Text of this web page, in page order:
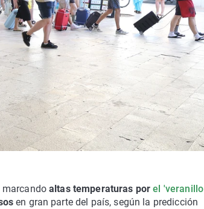
marcandoaltas temperaturas porel 'veranillo
en gran parte del país, según la predicción